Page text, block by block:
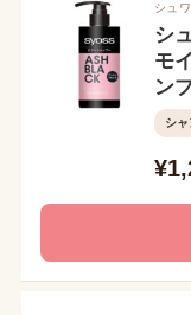
シュ
シ
モ
ン
シ